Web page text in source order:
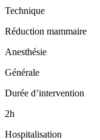
Technique
Réduction mammaire
Anesthésie
Générale
Durée d’intervention
2h
Hospitalisation